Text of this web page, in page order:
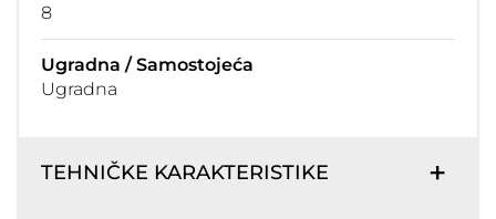
8
Ugradna / Samostojeća
Ugradna
TEHNIČKE KARAKTERISTIKE